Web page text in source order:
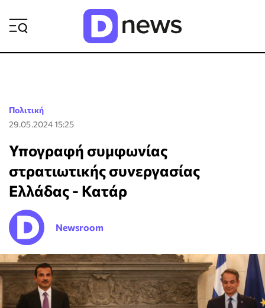
Πολιτική
29.05.2024 15:25
Υπογραφή συμφωνίας
στρατιωτικής συνεργασίας
Ελλάδας - Κατάρ
Newsroom